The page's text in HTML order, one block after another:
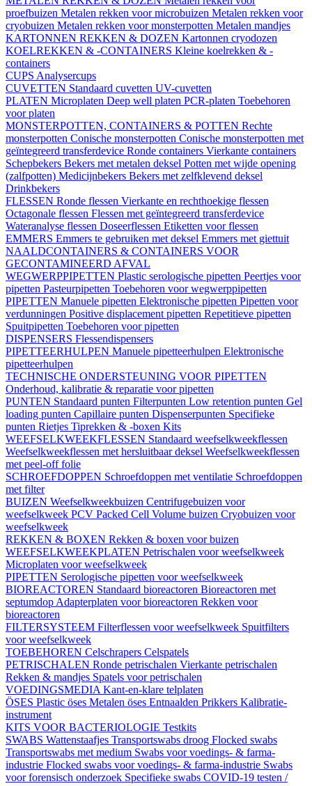
proefbuizen Metalen rekken voor microbuizen Metalen rekken voor
cryobuizen Metalen rekken voor monsterpotten Metalen mandjes
KARTONNEN REKKEN & DOZEN Kartonnen cryodozen
KOELREKKEN & -CONTAINERS Kleine koelrekken & -
containers
CUPS Analysercups
CUVETTEN Standaard cuvetten UV-cuvetten
PLATEN Microplaten Deep well platen PCR-platen Toebehoren
voor platen
MONSTERPOTTEN, CONTAINERS & POTTEN Rechte
monsterpotten Conische monsterpotten Conische monsterpotten met
geïntegreerd transferdevice Ronde containers Vierkante containers
Schepbekers Bekers met metalen deksel Potten met wijde opening
(zalfpotten) Medicijnbekers Bekers met zelfklevend deksel
Drinkbekers
FLESSEN Ronde flessen Vierkante en rechthoekige flessen
Octagonale flessen Flessen met geïntegreerd transferdevice
Wateranalyse flessen Doseerflessen Etiketten voor flessen
EMMERS Emmers te gebruiken met deksel Emmers met giettuit
NAALDCONTAINERS & CONTAINERS VOOR
GECONTAMINEERD AFVAL
WEGWERPPIPETTEN Plastic serologische pipetten Peertjes voor
pipetten Pasteurpipetten Toebehoren voor wegwerppipetten
PIPETTEN Manuele pipetten Elektronische pipetten Pipetten voor
verdunningen Positive displacement pipetten Repetitieve pipetten
Spuitpipetten Toebehoren voor pipetten
DISPENSERS Flessendispensers
PIPETTEERHULPEN Manuele pipetteerhulpen Elektronische
pipetteerhulpen
TECHNISCHE ONDERSTEUNING VOOR PIPETTEN
Onderhoud, kalibratie & reparatie voor pipetten
PUNTEN Standaard punten Filterpunten Low retention punten Gel
loading punten Capillaire punten Dispenserpunten Specifieke
punten Rietjes Tiprekken & -boxen Kits
WEEFSELKWEEKFLESSEN Standaard weefselkweekflessen
Weefselkweekflessen met hersluitbaar deksel Weefselkweekflessen
met peel-off folie
SCHROEFDOPPEN Schroefdoppen met ventilatie Schroefdoppen
met filter
BUIZEN Weefselkweekbuizen Centrifugebuizen voor
weefselkweek PCV Packed Cell Volume buizen Cryobuizen voor
weefselkweek
REKKEN & BOXEN Rekken & boxen voor buizen
WEEFSELKWEEKPLATEN Petrischalen voor weefselkweek
Microplaten voor weefselkweek
PIPETTEN Serologische pipetten voor weefselkweek
BIOREACTOREN Standaard bioreactoren Bioreactoren met
septumdop Adapterplaten voor bioreactoren Rekken voor
bioreactoren
FILTERSYSTEEM Filterflessen voor weefselkweek Spuitfilters
voor weefselkweek
TOEBEHOREN Celschrapers Celspatels
PETRISCHALEN Ronde petrischalen Vierkante petrischalen
Rekken & mandjes Spatels voor petrischalen
VOEDINGSMEDIA Kant-en-klare telplaten
ÖSES Plastic öses Metalen öses Entnaalden Prikkers Kalibratie-
instrument
KITS VOOR BACTERIOLOGIE Testkits
SWABS Wattenstaafjes Transportswabs droog Flocked swabs
Transportswabs met medium Swabs voor voedings- & farma-
industrie Flocked swabs voor voedings- & farma-industrie Swabs
voor forensisch onderzoek Specifieke swabs COVID-19 testen /